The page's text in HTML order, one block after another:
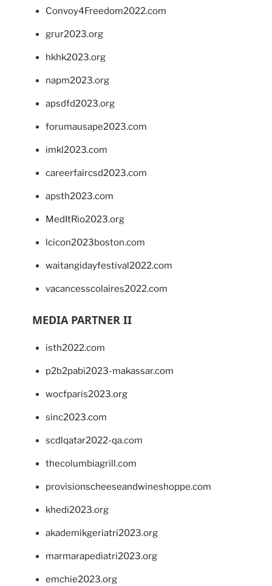
Convoy4Freedom2022.com
grur2023.org
hkhk2023.org
napm2023.org
apsdfd2023.org
forumausape2023.com
imkl2023.com
careerfaircsd2023.com
apsth2023.com
MedItRio2023.org
lcicon2023boston.com
waitangidayfestival2022.com
vacancesscolaires2022.com
MEDIA PARTNER II
isth2022.com
p2b2pabi2023-makassar.com
wocfparis2023.org
sinc2023.com
scdlqatar2022-qa.com
thecolumbiagrill.com
provisionscheeseandwineshoppe.com
khedi2023.org
akademikgeriatri2023.org
marmarapediatri2023.org
emchie2023.org